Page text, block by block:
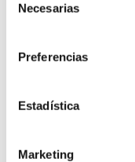
Necesarias
Preferencias
Estadística
Marketing